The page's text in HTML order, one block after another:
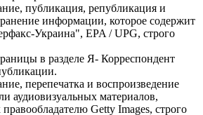
публикация, републикация и
информации, которое содержит
Украина", EPA / UPG, строго
в разделе Я- Корреспондент
перепечатка и воспроизведение
аудиовизуальных материалов,
Getty Images, строго